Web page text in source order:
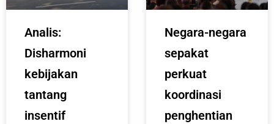
Analis:
Disharmoni
kebijakan
tantang
insentif
Negara-negara
sepakat
perkuat
koordinasi
penghentian